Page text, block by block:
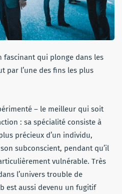
qui plonge dans les
par l’une des fins les plus
– le meilleur qui soit
: sa spécialité consiste à
précieux d’un individu,
subconscient, pendant qu’il
vulnérable. Très
l’univers trouble de
est aussi devenu un fugitif